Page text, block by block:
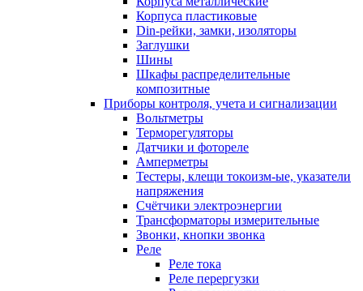
Корпуса пластиковые
Din-рейки, замки, изоляторы
Заглушки
Шины
Шкафы распределительные
композитные
Приборы контроля, учета и сигнализации
Вольтметры
Терморегуляторы
Датчики и фотореле
Амперметры
Тестеры, клещи токоизм-ые, указатели
напряжения
Счётчики электроэнергии
Трансформаторы измерительные
Звонки, кнопки звонка
Реле
Реле тока
Реле перергузки